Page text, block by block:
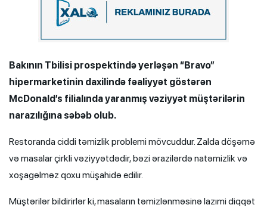
Bakının Tbilisi prospektində yerləşən “Bravo”
hipermarketinin daxilində fəaliyyət göstərən
McDonald’s filialında yaranmış vəziyyət müştərilərin
narazılığına səbəb olub.
Restoranda ciddi təmizlik problemi mövcuddur. Zalda döşəmə
və masalar çirkli vəziyyətdədir, bəzi ərazilərdə natəmizlik və
xoşagəlməz qoxu müşahidə edilir.
Müştərilər bildirirlər ki, masaların təmizlənməsinə lazımi diqqət